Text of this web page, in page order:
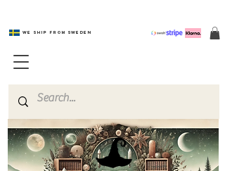
We ship from Sweden